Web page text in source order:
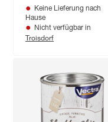
Keine Lieferung nach
Hause
Nicht verfügbar in
Troisdorf